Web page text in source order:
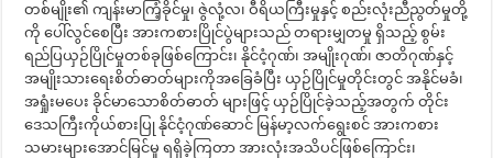
တစ်မျိုး၏ ကျန်းမာကြံ့ခိုင်မှု၊ ဇွဲလုံ့လ၊ ဝီရိယကြီးမှုနှင့် စည်းလုံးညီညွတ်မှုတို့
ကို ပေါ်လွင်စေပြီး အားကစားပြိုင်ပွဲများသည် တရားမျှတမှု ရှိသည့် စွမ်း
ရည်ပြယှဉ်ပြိုင်မှုတစ်ခုဖြစ်ကြောင်း၊ နိုင်ငံ့ဂုဏ်၊ အမျိုးဂုဏ်၊ ဇာတိဂုဏ်နှင့်
အမျိုးသားရေးစိတ်ဓာတ်များကိုအခြေခံပြီး ယှဉ်ပြိုင်မှုတိုင်းတွင် အနိုင်မခံ၊
အရှုံးမပေး ခိုင်မာသောစိတ်ဓာတ် များဖြင့် ယှဉ်ပြိုင်ခဲ့သည့်အတွက် တိုင်း
ဒေသကြီးကိုယ်စားပြု နိုင်ငံ့ဂုဏ်ဆောင် မြန်မာ့လက်ရွေးစင် အားကစား
သမားများအောင်မြင်မှု ရရှိခဲ့ကြတာ အားလုံးအသိပင်ဖြစ်ကြောင်း၊